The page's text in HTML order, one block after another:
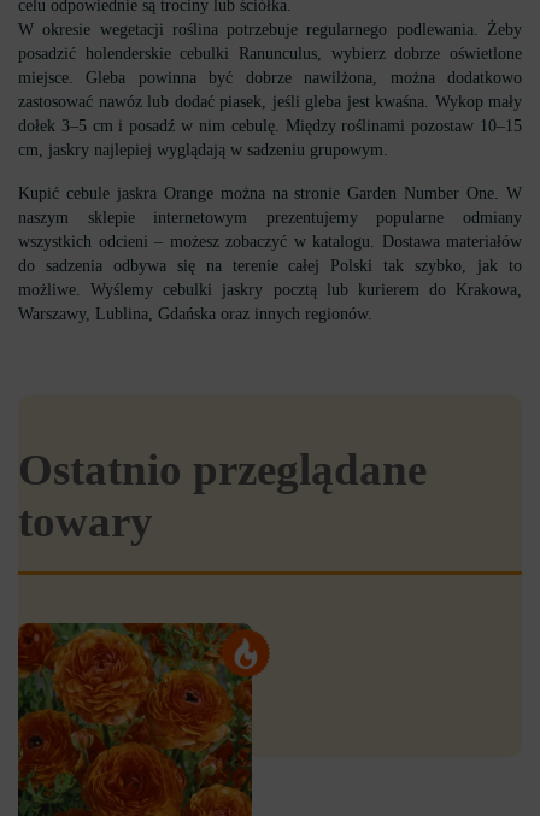
celu odpowiednie są trociny lub ściółka.
W okresie wegetacji roślina potrzebuje regularnego podlewania. Żeby
posadzić holenderskie cebulki Ranunculus, wybierz dobrze oświetlone
miejsce. Gleba powinna być dobrze nawilżona, można dodatkowo
zastosować nawóz lub dodać piasek, jeśli gleba jest kwaśna. Wykop mały
dołek 3–5 cm i posadź w nim cebulę. Między roślinami pozostaw 10–15
cm, jaskry najlepiej wyglądają w sadzeniu grupowym.
Kupić cebule jaskra Orange można na stronie Garden Number One. W
naszym sklepie internetowym prezentujemy popularne odmiany
wszystkich odcieni – możesz zobaczyć w katalogu. Dostawa materiałów
do sadzenia odbywa się na terenie całej Polski tak szybko, jak to
możliwe. Wyślemy cebulki jaskry pocztą lub kurierem do Krakowa,
Warszawy, Lublina, Gdańska oraz innych regionów.
Ostatnio przeglądane
towary